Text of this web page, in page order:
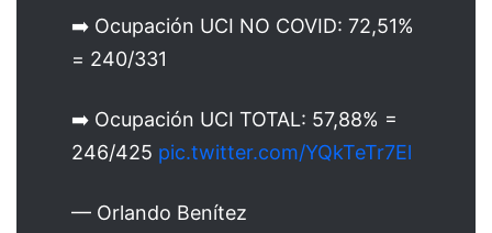
➡️ Ocupación UCI NO COVID: 72,51%
= 240/331
➡️ Ocupación UCI TOTAL: 57,88% =
246/425 pic.twitter.com/YQkTeTr7El
— Orlando Benítez